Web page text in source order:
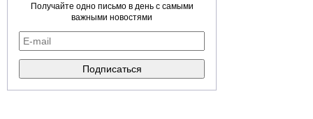
Получайте одно письмо в день с самыми
важными новостями